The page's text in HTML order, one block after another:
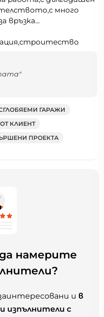
много
връзка...
ГАРАЖИ
КЛИЕНТ
ПРОЕКТА
намерите
и в
изпълнители с